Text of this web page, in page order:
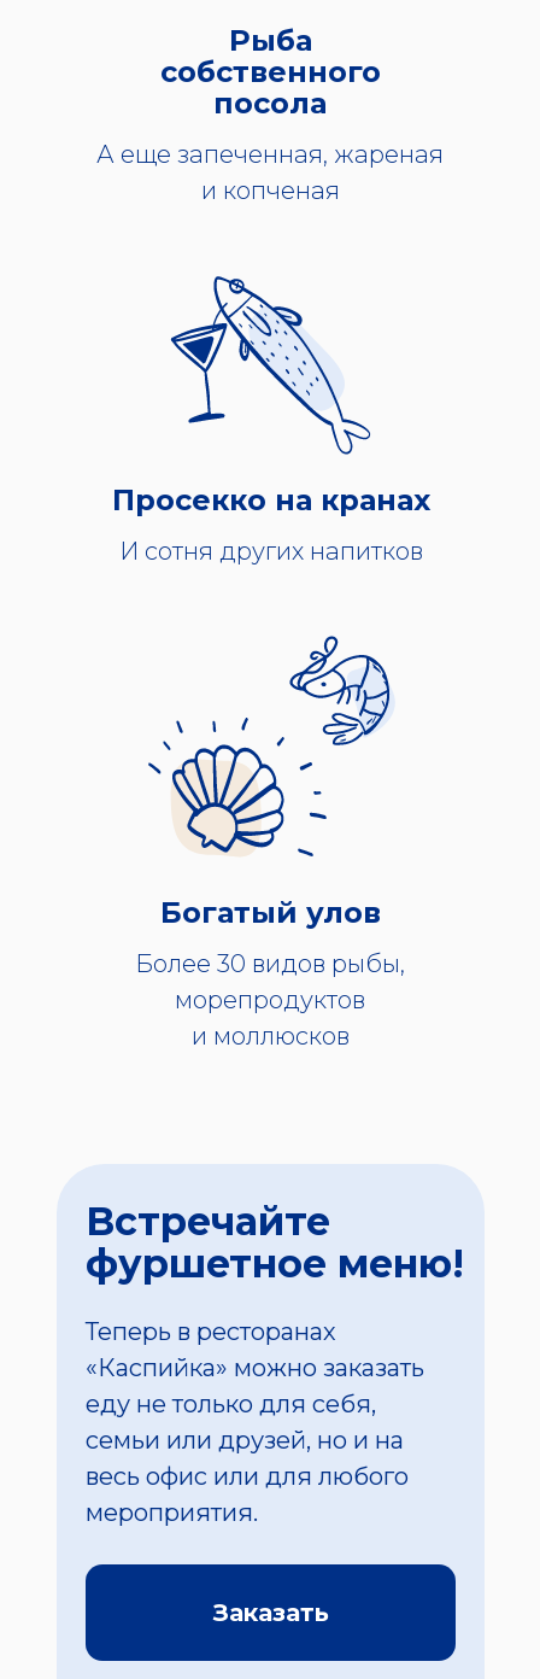
Просекко на кранах
И сотня других напитков
Богатый улов
Более 30 видов рыбы,
морепродуктов
и моллюсков
Рыба
собственного
посола
А еще запеченная, жареная
и копченая
Встречайте
фуршетное меню!
Теперь в ресторанах
«Каспийка» можно заказать
еду не только для себя,
семьи или друзей, но и на
весь офис или для любого
мероприятия.
Заказать